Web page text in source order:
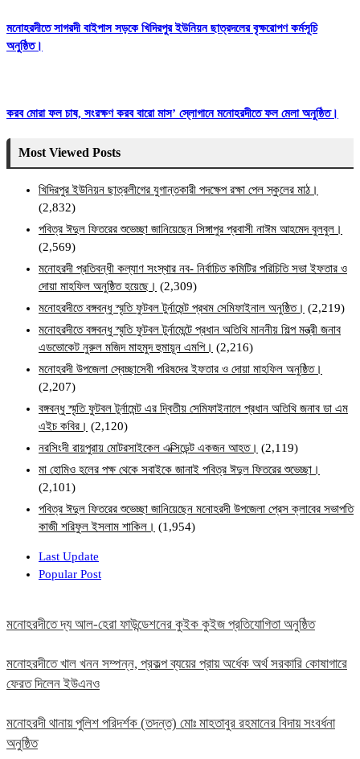
মনোহরদীতে সাগরদী বাইপাস সড়কে খিদিরপুর ইউনিয়ন ছাত্রদলের বৃক্ষরোপণ কর্মসূচি
অনুষ্ঠিত।
করব মোরা ফল চাষ, সংরক্ষণ করব বারো মাস’ স্লোগানে মনোহরদীতে ফল মেলা অনুষ্ঠিত।
Most Viewed Posts
খিদিরপুর ইউনিয়ন ছাত্রলীগের যুগান্তকারী পদক্ষেপ রক্ষা পেল স্কুলের মাঠ।
(2,832)
পবিত্র ঈদুল ফিতরের শুভেচ্ছা জানিয়েছেন সিঙ্গাপুর প্রবাসী নাঈম আহমেদ বুলবুল।
(2,569)
মনোহরদী প্রতিবন্ধী কল্যাণ সংস্থার নব- নির্বাচিত কমিটির পরিচিতি সভা ইফতার ও
দোয়া মাহফিল অনুষ্ঠিত হয়েছে। (2,309)
মনোহরদীতে বঙ্গবন্ধু স্মৃতি ফুটবল টুর্নামেন্ট প্রথম সেমিফাইনাল অনুষ্ঠিত। (2,219)
মনোহরদীতে বঙ্গবন্ধু স্মৃতি ফুটবল টুর্নামেন্টে প্রধান অতিথি মাননীয় শিল্প মন্ত্রী জনাব
এডভোকেট নুরুল মজিদ মাহমুদ হুমায়ূন এমপি। (2,216)
মনোহরদী উপজেলা স্বেচ্ছাসেবী পরিষদের ইফতার ও দোয়া মাহফিল অনুষ্ঠিত।
(2,207)
বঙ্গবন্ধু স্মৃতি ফুটবল টুর্নামেন্ট এর দ্বিতীয় সেমিফাইনালে প্রধান অতিথি জনাব ডা এম
এইচ কবির। (2,120)
নরসিংদী রায়পুরায় মোটরসাইকেল এক্সিডেন্ট একজন আহত। (2,119)
মা হোমিও হলের পক্ষ থেকে সবাইকে জানাই পবিত্র ঈদুল ফিতরের শুভেচ্ছা।
(2,101)
পবিত্র ঈদুল ফিতরের শুভেচ্ছা জানিয়েছেন মনোহরদী উপজেলা প্রেস ক্লাবের সভাপতি
কাজী শরিফুল ইসলাম শাকিল। (1,954)
Last Update
Popular Post
মনোহরদীতে দ্য আল-হেরা ফাউন্ডেশনের কুইক কুইজ প্রতিযোগিতা অনুষ্ঠিত
মনোহরদীতে খাল খনন সম্পন্ন, প্রকল্প ব্যয়ের প্রায় অর্ধেক অর্থ সরকারি কোষাগারে
ফেরত দিলেন ইউএনও
মনোহরদী থানায় পুলিশ পরিদর্শক (তদন্ত) মোঃ মাহতাবুর রহমানের বিদায় সংবর্ধনা
অনুষ্ঠিত